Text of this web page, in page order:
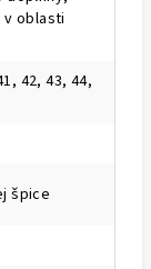
oblasti
42, 43, 44,
špice